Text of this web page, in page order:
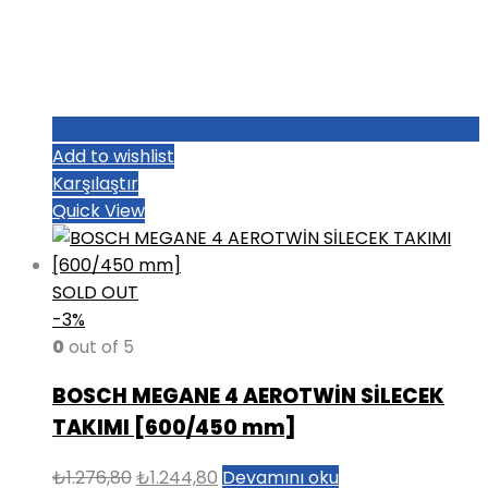
Add to wishlist
Karşılaştır
Quick View
SOLD OUT
-3%
0 out of 5
BOSCH MEGANE 4 AEROTWİN SİLECEK
TAKIMI [600/450 mm]
₺1.276,80Orijinal
₺1.244,80 Şu
Devamını oku